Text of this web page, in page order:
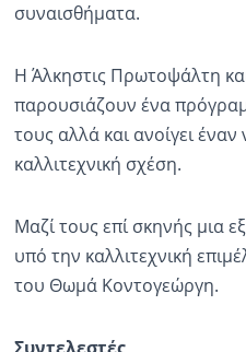
συναισθήματα.
Η Άλκηστις Πρωτοψάλτη
παρουσιάζουν ένα
τους αλλά και ανοίγει
καλλιτεχνική σχέση.
Μαζί τους επί σκηνής μια
υπό την καλλιτεχνική
του Θωμά Κοντογεώργη.